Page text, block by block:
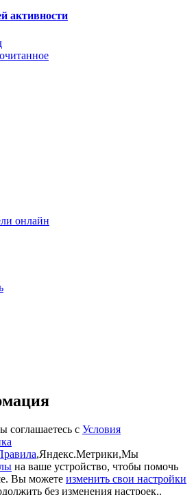
активности
онлайн
соглашаетесь с Условия
,Яндекс.Метрики,Мы
на ваше устройство, чтобы помочь
Вы можете изменить свои настройки
без изменения настроек..